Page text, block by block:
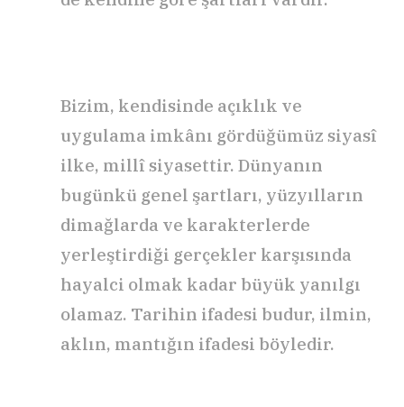
Bizim, kendisinde açıklık ve
uygulama imkânı gördüğümüz siyasî
ilke, millî siyasettir. Dünyanın
bugünkü genel şartları, yüzyılların
dimağlarda ve karakterlerde
yerleştirdiği gerçekler karşısında
hayalci olmak kadar büyük yanılgı
olamaz. Tarihin ifadesi budur, ilmin,
aklın, mantığın ifadesi böyledir.